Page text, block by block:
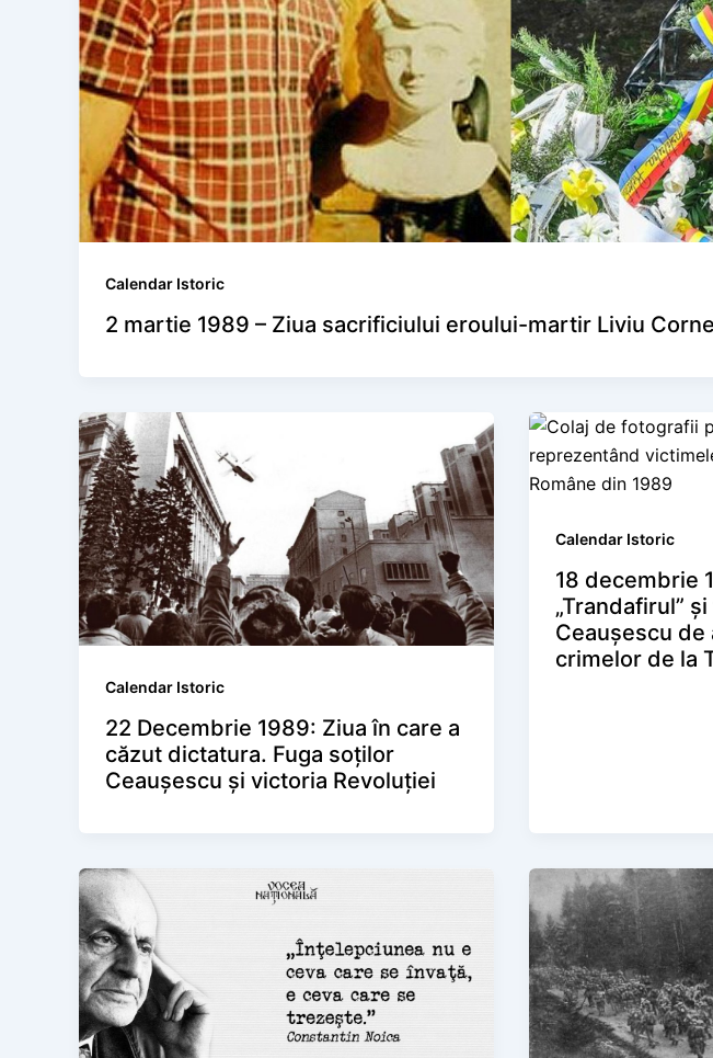
Calendar Istoric
2 martie 1989 – Ziua sacrificiului eroului-martir Liviu
Calendar Istoric
22 Decembrie 1989: Ziua în care a
căzut dictatura. Fuga soților
Ceaușescu și victoria Revoluției
Calendar Istoric
18 decembrie
„Trandafirul”
Ceaușescu
crimelor de la